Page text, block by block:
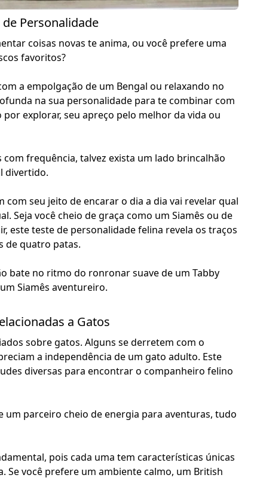
Personalidade
coisas novas te anima, ou você prefere uma
favoritos?
a empolgação de um Bengal ou relaxando no
na sua personalidade para te combinar com
explorar, seu apreço pelo melhor da vida ou
frequência, talvez exista um lado brincalhão
divertido.
seu jeito de encarar o dia a dia vai revelar qual
Seja você cheio de graça como um Siamês ou de
este teste de personalidade felina revela os traços
de quatro patas.
bate no ritmo do ronronar suave de um Tabby
Siamês aventureiro.
a Gatos
sobre gatos. Alguns se derretem com o
a independência de um gato adulto. Este
diversas para encontrar o companheiro felino
um parceiro cheio de energia para aventuras, tudo
pois cada uma tem características únicas
Se você prefere um ambiente calmo, um British